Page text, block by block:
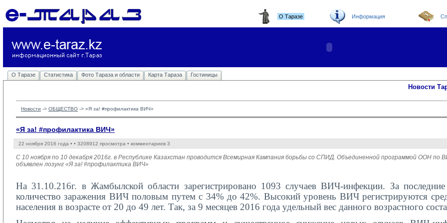
О Таразе Информация
О Таразе Статистика Фото Тараза и области Карта Тараза Гостиницы
Новости
Новости -> ОБЩЕСТВО -> «Я за! #профилактика ВИЧ»
«Я за! #профилактика ВИЧ»
22 ноября 2016 года • • 3208912 просмотра • комментариев 3
С 10 ноября по 10 декабря 2016г. в Республике Казахстан проводится Всемирная Кампания борьбы со СПИД. Объединенной программой ООН
объявлен лозунг «Я за! #профилактика ВИЧ»
На 31.10.216г. в Жамбылской области зарегистрировано 1093 случаев ВИЧ-инфекции. За
количество заражения ВИЧ половым путем с 34% до 42%. Высокий уровень ВИЧ регистрируются
населения в возрасте от 20 до 49 лет. Так, за 9 месяцев 2016 года удельный вес данного возрастного